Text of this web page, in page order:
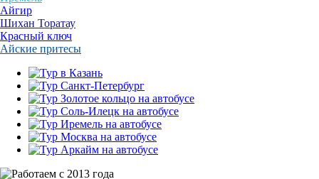
Айгир
Шихан Торатау
Красный ключ
Айские притесы